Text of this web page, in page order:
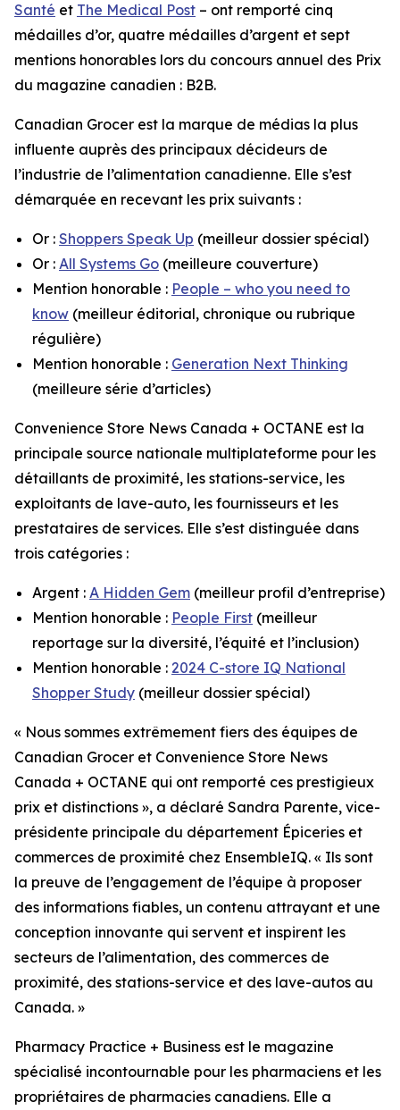
Santé et The Medical Post – ont remporté cinq
médailles d’or, quatre médailles d’argent et sept
mentions honorables lors du concours annuel des Prix
du magazine canadien : B2B.
Canadian Grocer est la marque de médias la plus
influente auprès des principaux décideurs de
l’industrie de l’alimentation canadienne. Elle s’est
démarquée en recevant les prix suivants :
Or : Shoppers Speak Up (meilleur dossier spécial)
Or : All Systems Go (meilleure couverture)
Mention honorable : People – who you need to
know (meilleur éditorial, chronique ou rubrique
régulière)
Mention honorable : Generation Next Thinking
(meilleure série d’articles)
Convenience Store News Canada + OCTANE est la
principale source nationale multiplateforme pour les
détaillants de proximité, les stations-service, les
exploitants de lave-auto, les fournisseurs et les
prestataires de services. Elle s’est distinguée dans
trois catégories :
Argent : A Hidden Gem (meilleur profil d’entreprise)
Mention honorable : People First (meilleur
reportage sur la diversité, l’équité et l’inclusion)
Mention honorable : 2024 C-store IQ National
Shopper Study (meilleur dossier spécial)
« Nous sommes extrêmement fiers des équipes de
Canadian Grocer et Convenience Store News
Canada + OCTANE qui ont remporté ces prestigieux
prix et distinctions », a déclaré Sandra Parente, vice-
présidente principale du département Épiceries et
commerces de proximité chez EnsembleIQ. « Ils sont
la preuve de l’engagement de l’équipe à proposer
des informations fiables, un contenu attrayant et une
conception innovante qui servent et inspirent les
secteurs de l’alimentation, des commerces de
proximité, des stations-service et des lave-autos au
Canada. »
Pharmacy Practice + Business est le magazine
spécialisé incontournable pour les pharmaciens et les
propriétaires de pharmacies canadiens. Elle a